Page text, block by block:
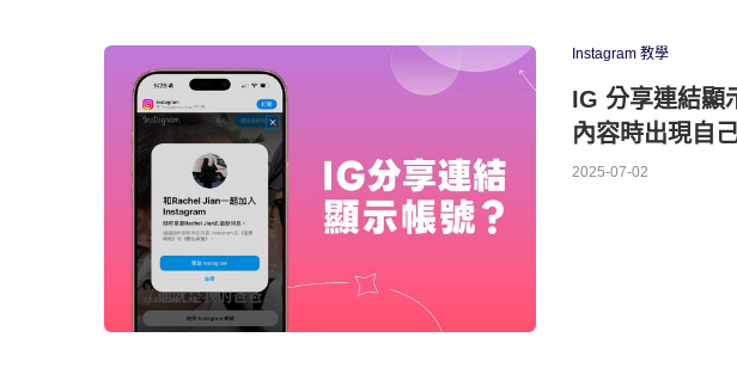
Instagram 教學
IG 分享連結顯
內容時出現自
2025-07-02